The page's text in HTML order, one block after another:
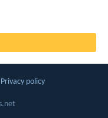
Privacy policy